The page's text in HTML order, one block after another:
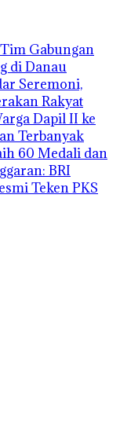
Gabungan
di Danau
Seremoni,
Rakyat
Dapil II ke
Terbanyak
60 Medali dan
BRI
Teken PKS